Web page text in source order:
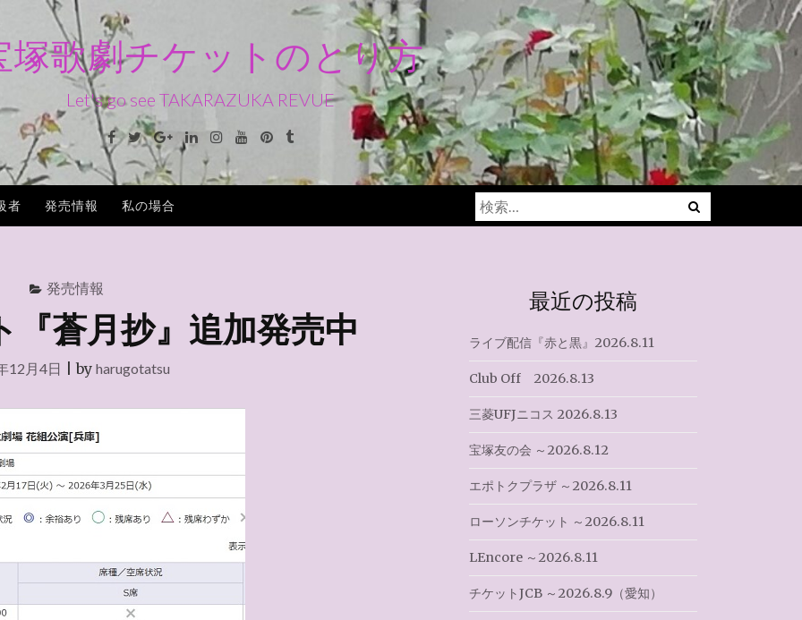
塚歌劇チケットのとり方
Let's go see TAKARAZUKA REVUE
Facebook
TwitterGoogle+LinkedinInstagramYoutubePinterest
Tumblr
者 発売情報 私の場合
検
索:
発売情報
『蒼月抄』追加発売中
12月4日 |by harugotatsu
最近の投稿
ライブ配信『赤と黒』2026.8.11
Club Off 2026.8.13
三菱UFJニコス 2026.8.13
宝塚友の会 ～2026.8.12
エポトクプラザ ～2026.8.11
ローソンチケット ～2026.8.11
LEncore ～2026.8.11
チケットJCB ～2026.8.9（愛知）